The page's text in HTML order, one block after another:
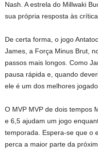
Nash. A estrela do Millwaki
sua própria resposta às
De certa forma, o jogo
James, a Força Minus Brut,
passos mais longos. Como
pausa rápida e, quando
ele é um dos melhores
O MVP MVP de dois tempos
e 6,5 ajudam um jogo
temporada. Espera-se que o
perca a maior parte da